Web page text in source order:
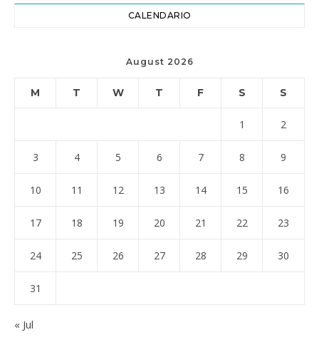
CALENDARIO
August 2026
M T W T F S S
1 2
3 4 5 6 7 8 9
10 11 12 13 14 15 16
17 18 19 20 21 22 23
24 25 26 27 28 29 30
31
« Jul